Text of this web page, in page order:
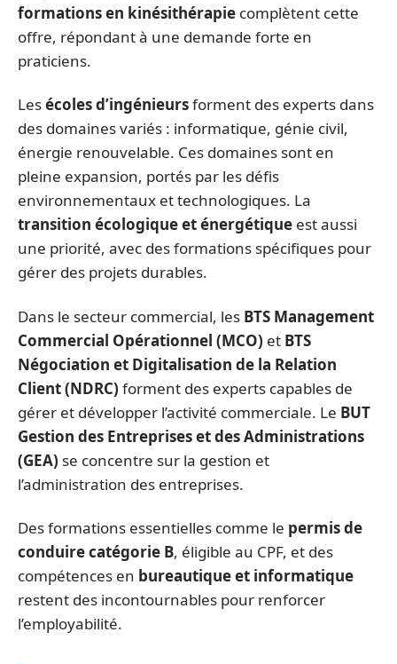
formations en kinésithérapie complètent cette
offre, répondant à une demande forte en
praticiens.
Lesécoles d’ingénieursforment des experts dans
des domaines variés : informatique, génie civil,
énergie renouvelable. Ces domaines sont en
pleine expansion, portés par les défis
environnementaux et technologiques. La
transition écologique et énergétique est aussi
une priorité, avec des formations spécifiques pour
gérer des projets durables.
Dans le secteur commercial, les BTS Management
Commercial Opérationnel (MCO) et BTS
Négociation et Digitalisation de la Relation
Client (NDRC) forment des experts capables de
gérer et développer l’activité commerciale. Le BUT
Gestion des Entreprises et des Administrations
(GEA) se concentre sur la gestion et
l’administration des entreprises.
Des formations essentielles comme le permis de
conduire catégorie B, éligible au CPF, et des
compétences en bureautique et informatique
restent des incontournables pour renforcer
l’employabilité.